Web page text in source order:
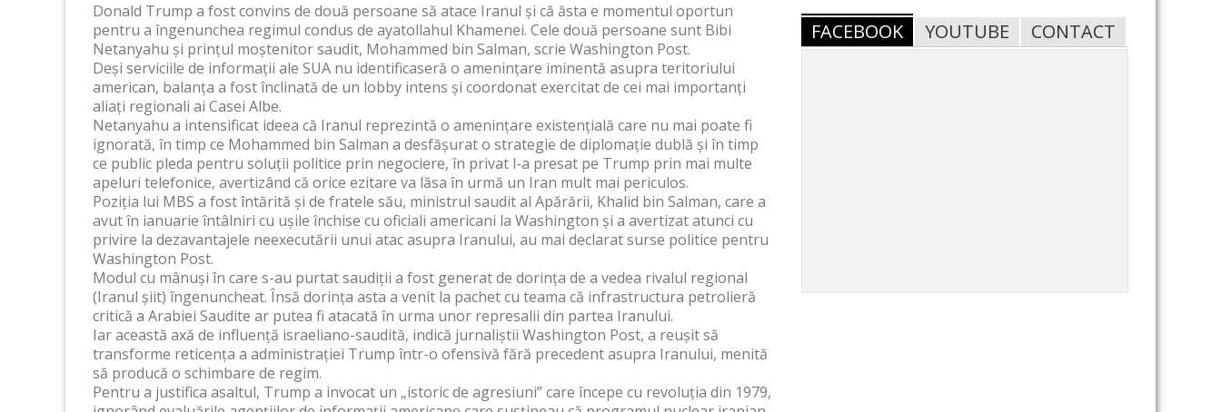
Donald Trump a fost convins de două persoane să atace Iranul și că ăsta e momentul oportun
pentru a îngenunchea regimul condus de ayatollahul Khamenei. Cele două persoane sunt Bibi
Netanyahu și prințul moștenitor saudit, Mohammed bin Salman, scrie Washington Post.
Deși serviciile de informații ale SUA nu identificaseră o amenințare iminentă asupra teritoriului
american, balanța a fost înclinată de un lobby intens și coordonat exercitat de cei mai importanți
aliați regionali ai Casei Albe.
Netanyahu a intensificat ideea că Iranul reprezintă o amenințare existențială care nu mai poate fi
ignorată, în timp ce Mohammed bin Salman a desfășurat o strategie de diplomație dublă și în timp
ce public pleda pentru soluții politice prin negociere, în privat l-a presat pe Trump prin mai multe
apeluri telefonice, avertizând că orice ezitare va lăsa în urmă un Iran mult mai periculos.
Poziția lui MBS a fost întărită și de fratele său, ministrul saudit al Apărării, Khalid bin Salman, care a
avut în ianuarie întâlniri cu ușile închise cu oficiali americani la Washington și a avertizat atunci cu
privire la dezavantajele neexecutării unui atac asupra Iranului, au mai declarat surse politice pentru
Washington Post.
Modul cu mânuși în care s-au purtat saudiții a fost generat de dorința de a vedea rivalul regional
(Iranul șiit) îngenuncheat. Însă dorința asta a venit la pachet cu teama că infrastructura petrolieră
critică a Arabiei Saudite ar putea fi atacată în urma unor represalii din partea Iranului.
Iar această axă de influență israeliano-saudită, indică jurnaliștii Washington Post, a reușit să
transforme reticența a administrației Trump într-o ofensivă fără precedent asupra Iranului, menită
să producă o schimbare de regim.
Pentru a justifica asaltul, Trump a invocat un „istoric de agresiuni” care începe cu revoluția din 1979,
FACEBOOK YOUTUBE CONTACT